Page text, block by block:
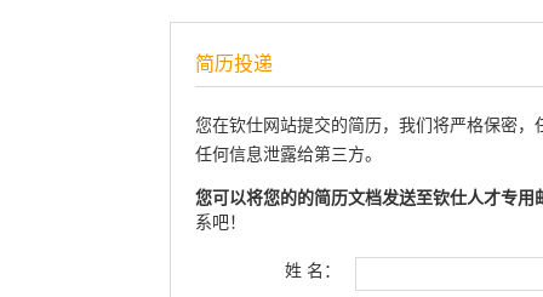
简历投递
您在钦仕网站提交的简历，我们将严格保密
任何信息泄露给第三方。
您可以将您的的简历文档发送至钦仕人才专用
系吧！
姓 名：